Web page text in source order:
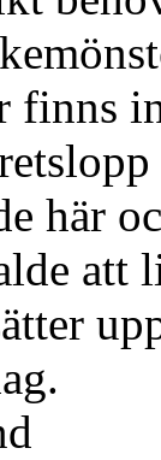
finns
här
att